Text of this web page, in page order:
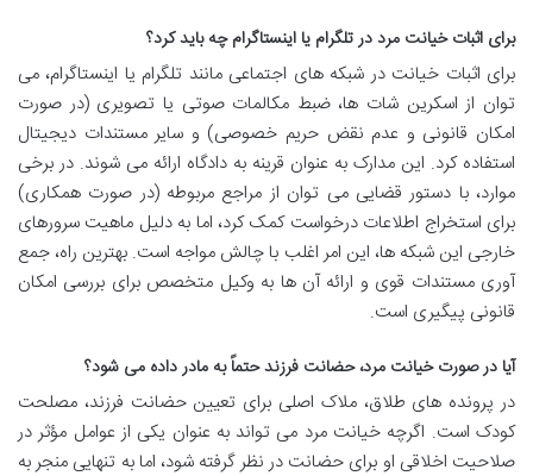
برای اثبات خیانت مرد در تلگرام یا اینستاگرام چه باید کرد؟
برای اثبات خیانت در شبکه های اجتماعی مانند تلگرام یا اینستاگرام، می
توان از اسکرین شات ها، ضبط مکالمات صوتی یا تصویری (در صورت
امکان قانونی و عدم نقض حریم خصوصی) و سایر مستندات دیجیتال
استفاده کرد. این مدارک به عنوان قرینه به دادگاه ارائه می شوند. در برخی
موارد، با دستور قضایی می توان از مراجع مربوطه (در صورت همکاری)
برای استخراج اطلاعات درخواست کمک کرد، اما به دلیل ماهیت سرورهای
خارجی این شبکه ها، این امر اغلب با چالش مواجه است. بهترین راه، جمع
آوری مستندات قوی و ارائه آن ها به وکیل متخصص برای بررسی امکان
قانونی پیگیری است.
آیا در صورت خیانت مرد، حضانت فرزند حتماً به مادر داده می شود؟
در پرونده های طلاق، ملاک اصلی برای تعیین حضانت فرزند، مصلحت
کودک است. اگرچه خیانت مرد می تواند به عنوان یکی از عوامل مؤثر در
صلاحیت اخلاقی او برای حضانت در نظر گرفته شود، اما به تنهایی منجر به